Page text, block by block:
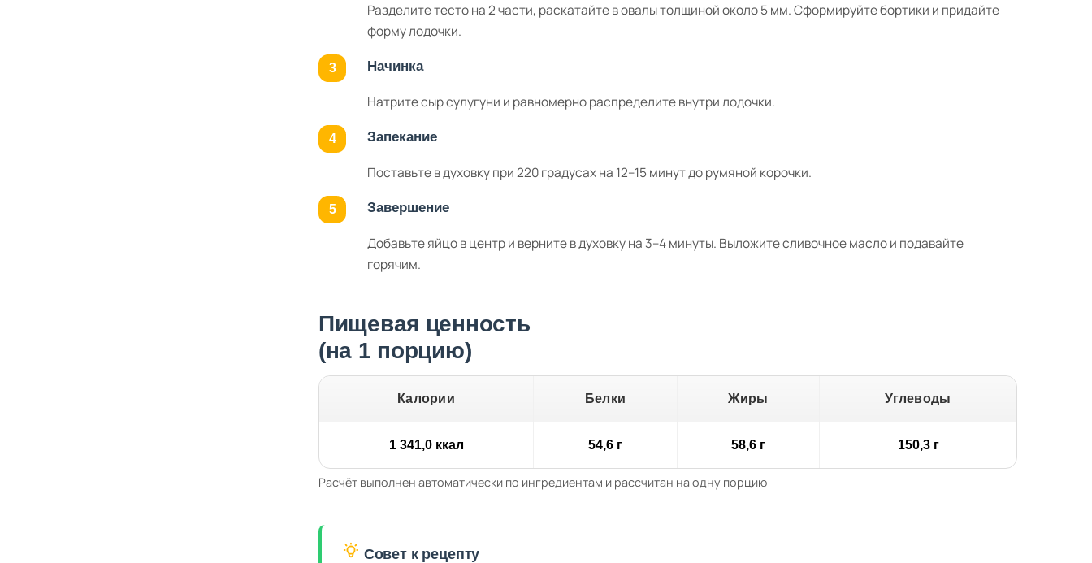
Разделите тесто на 2 части, раскатайте в овалы толщиной около 5 мм. Сформируйте бортики и придайте
форму лодочки.
Начинка
Натрите сыр сулугуни и равномерно распределите внутри лодочки.
Запекание
Поставьте в духовку при 220 градусах на 12–15 минут до румяной корочки.
Завершение
Добавьте яйцо в центр и верните в духовку на 3–4 минуты. Выложите сливочное масло и подавайте
горячим.
Пищевая ценность
(на 1 порцию)
Калории Белки Жиры Углеводы
1 341,0 ккал 54,6 г 58,6 г 150,3 г
Расчёт выполнен автоматически по ингредиентам и рассчитан на одну порцию
Совет к рецепту